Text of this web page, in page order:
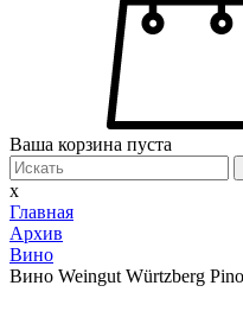
Ваша корзина пуста
x
Главная
Архив
Вино
Вино Weingut Würtzberg